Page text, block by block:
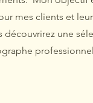
mes clients et
une